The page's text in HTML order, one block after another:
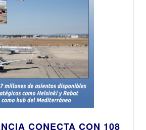
CONECTA CON 108